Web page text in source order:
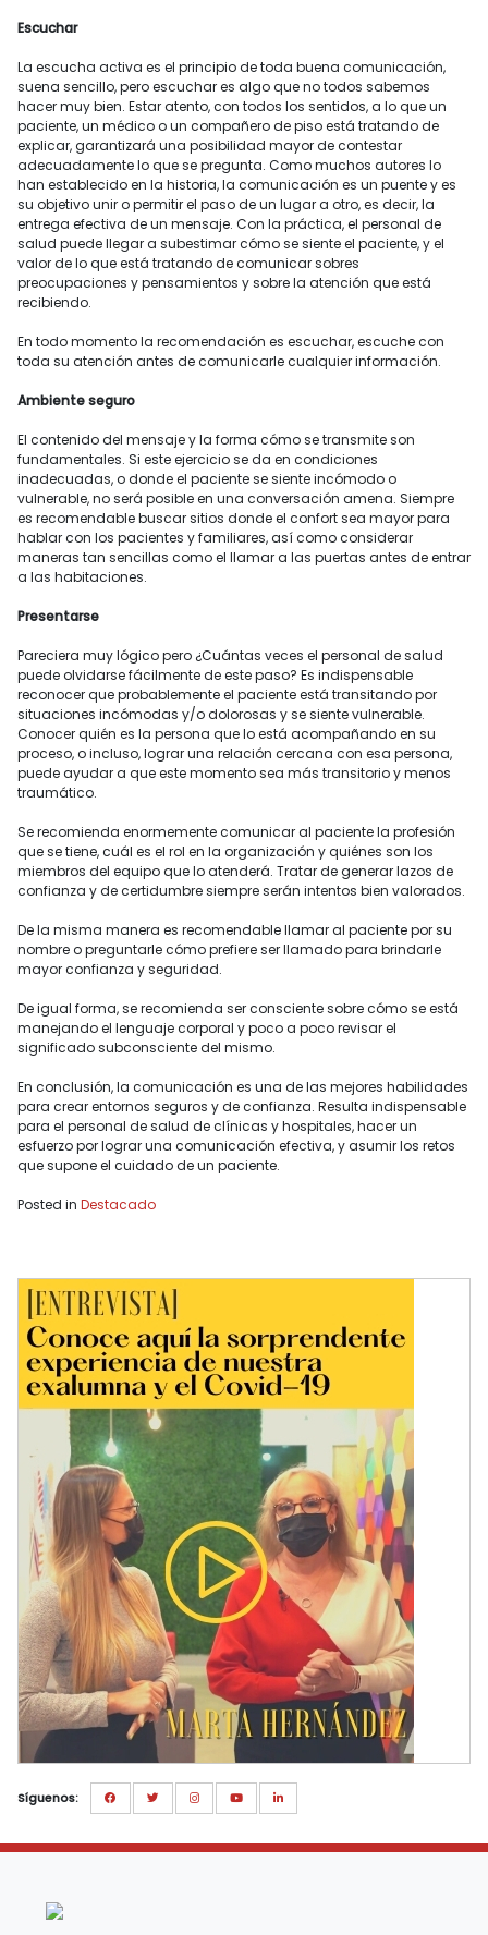
Escuchar
La escucha activa es el principio de toda buena comunicación,
suena sencillo, pero escuchar es algo que no todos sabemos
hacer muy bien. Estar atento, con todos los sentidos, a lo que un
paciente, un médico o un compañero de piso está tratando de
explicar, garantizará una posibilidad mayor de contestar
adecuadamente lo que se pregunta. Como muchos autores lo
han establecido en la historia, la comunicación es un puente y es
su objetivo unir o permitir el paso de un lugar a otro, es decir, la
entrega efectiva de un mensaje. Con la práctica, el personal de
salud puede llegar a subestimar cómo se siente el paciente, y el
valor de lo que está tratando de comunicar sobres
preocupaciones y pensamientos y sobre la atención que está
recibiendo.
En todo momento la recomendación es escuchar, escuche con
toda su atención antes de comunicarle cualquier información.
Ambiente seguro
El contenido del mensaje y la forma cómo se transmite son
fundamentales. Si este ejercicio se da en condiciones
inadecuadas, o donde el paciente se siente incómodo o
vulnerable, no será posible en una conversación amena. Siempre
es recomendable buscar sitios donde el confort sea mayor para
hablar con los pacientes y familiares, así como considerar
maneras tan sencillas como el llamar a las puertas antes de entrar
a las habitaciones.
Presentarse
Pareciera muy lógico pero ¿Cuántas veces el personal de salud
puede olvidarse fácilmente de este paso? Es indispensable
reconocer que probablemente el paciente está transitando por
situaciones incómodas y/o dolorosas y se siente vulnerable.
Conocer quién es la persona que lo está acompañando en su
proceso, o incluso, lograr una relación cercana con esa persona,
puede ayudar a que este momento sea más transitorio y menos
traumático.
Se recomienda enormemente comunicar al paciente la profesión
que se tiene, cuál es el rol en la organización y quiénes son los
miembros del equipo que lo atenderá. Tratar de generar lazos de
confianza y de certidumbre siempre serán intentos bien valorados.
De la misma manera es recomendable llamar al paciente por su
nombre o preguntarle cómo prefiere ser llamado para brindarle
mayor confianza y seguridad.
De igual forma, se recomienda ser consciente sobre cómo se está
manejando el lenguaje corporal y poco a poco revisar el
significado subconsciente del mismo.
En conclusión, la comunicación es una de las mejores habilidades
para crear entornos seguros y de confianza. Resulta indispensable
para el personal de salud de clínicas y hospitales, hacer un
esfuerzo por lograr una comunicación efectiva, y asumir los retos
que supone el cuidado de un paciente.
Posted in Destacado
Síguenos: